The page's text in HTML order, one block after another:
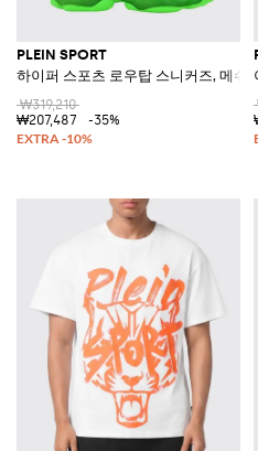
PLEIN SPORT
하이퍼 스포츠 로우탑 스니커즈, 메쉬
₩319,210
₩207,487
-35%